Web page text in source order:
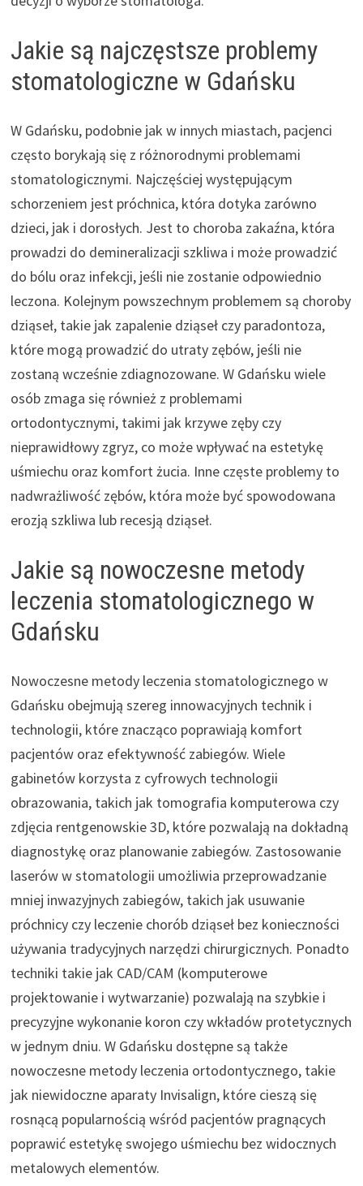
Jakie są najczęstsze problemy
stomatologiczne w Gdańsku
W Gdańsku, podobnie jak w innych miastach, pacjenci
często borykają się z różnorodnymi problemami
stomatologicznymi. Najczęściej występującym
schorzeniem jest próchnica, która dotyka zarówno
dzieci, jak i dorosłych. Jest to choroba zakaźna, która
prowadzi do demineralizacji szkliwa i może prowadzić
do bólu oraz infekcji, jeśli nie zostanie odpowiednio
leczona. Kolejnym powszechnym problemem są choroby
dziąseł, takie jak zapalenie dziąseł czy paradontoza,
które mogą prowadzić do utraty zębów, jeśli nie
zostaną wcześnie zdiagnozowane. W Gdańsku wiele
osób zmaga się również z problemami
ortodontycznymi, takimi jak krzywe zęby czy
nieprawidłowy zgryz, co może wpływać na estetykę
uśmiechu oraz komfort żucia. Inne częste problemy to
nadwrażliwość zębów, która może być spowodowana
erozją szkliwa lub recesją dziąseł.
Jakie są nowoczesne metody
leczenia stomatologicznego w
Gdańsku
Nowoczesne metody leczenia stomatologicznego w
Gdańsku obejmują szereg innowacyjnych technik i
technologii, które znacząco poprawiają komfort
pacjentów oraz efektywność zabiegów. Wiele
gabinetów korzysta z cyfrowych technologii
obrazowania, takich jak tomografia komputerowa czy
zdjęcia rentgenowskie 3D, które pozwalają na dokładną
diagnostykę oraz planowanie zabiegów. Zastosowanie
laserów w stomatologii umożliwia przeprowadzanie
mniej inwazyjnych zabiegów, takich jak usuwanie
próchnicy czy leczenie chorób dziąseł bez konieczności
używania tradycyjnych narzędzi chirurgicznych. Ponadto
techniki takie jak CAD/CAM (komputerowe
projektowanie i wytwarzanie) pozwalają na szybkie i
precyzyjne wykonanie koron czy wkładów protetycznych
w jednym dniu. W Gdańsku dostępne są także
nowoczesne metody leczenia ortodontycznego, takie
jak niewidoczne aparaty Invisalign, które cieszą się
rosnącą popularnością wśród pacjentów pragnących
poprawić estetykę swojego uśmiechu bez widocznych
metalowych elementów.